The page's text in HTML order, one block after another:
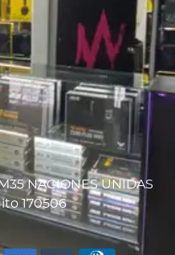
NACIONES UNIDAS
170506